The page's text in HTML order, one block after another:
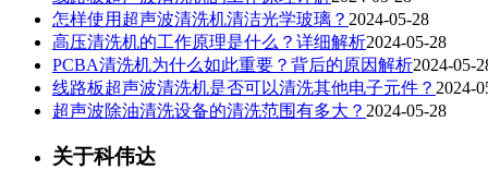
怎样使用超声波清洗机清洁光学玻璃？ 2024-05-28
高压清洗机的工作原理是什么？详细解析2024-05-28
PCBA清洗机为什么如此重要？背后的原因解析2024-05-
线路板超声波清洗机是否可以清洗其他电子元件？ 2024-
超声波除油清洗设备的清洗范围有多大？ 2024-05-28
关于科伟达